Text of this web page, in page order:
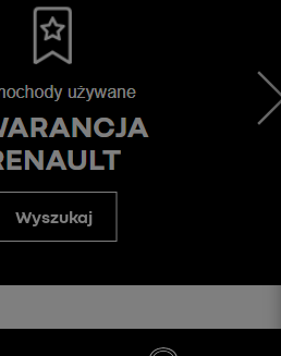
Wyszukaj